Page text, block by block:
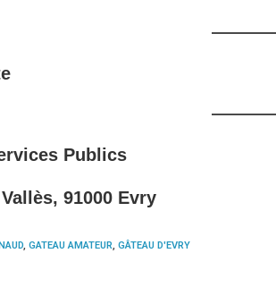
Publics
91000 Evry
, GATEAU AMATEUR, GÂTEAU D'EVRY